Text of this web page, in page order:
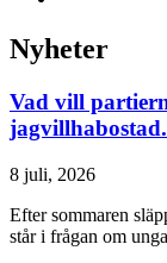
Nyheter
Vad vill
8 juli, 2026
Efter sommaren
står i frågan om